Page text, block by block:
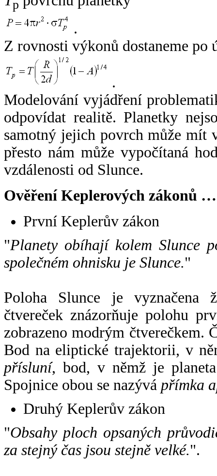
p
.
Z rovnosti výkonů dostaneme po
.
Modelování vyjádření
odpovídat realitě. Planetky
samotný jejich povrch může mít
přesto nám může vypočítaná
vzdálenosti od Slunce.
Ověření Keplerových zákonů …
První Keplerův zákon
"Planety obíhají kolem Slunce
společném ohnisku je Slunce."
Poloha Slunce je vyznačena
čtvereček znázorňuje polohu
zobrazeno modrým čtverečkem.
Bod na eliptické trajektorii, v
přísluní, bod, v němž je
Spojnice obou se nazývá přímka
Druhý Keplerův zákon
"Obsahy ploch opsaných
za stejný čas jsou stejně velké.".